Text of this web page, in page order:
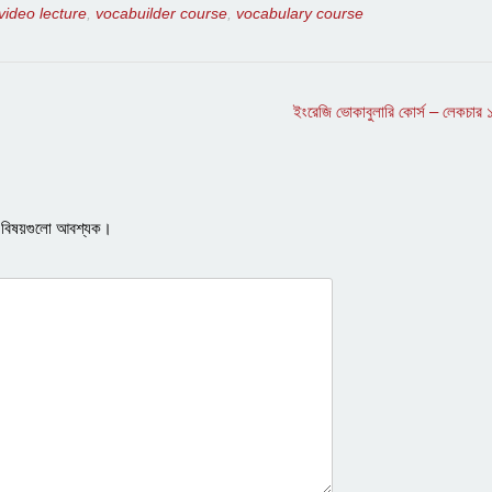
lecture, vocabuilder course, vocabulary course
ইংরেজি ভোকাবুলারি কোর্স – লেকচার
বিষয়গুলো আবশ্যক।